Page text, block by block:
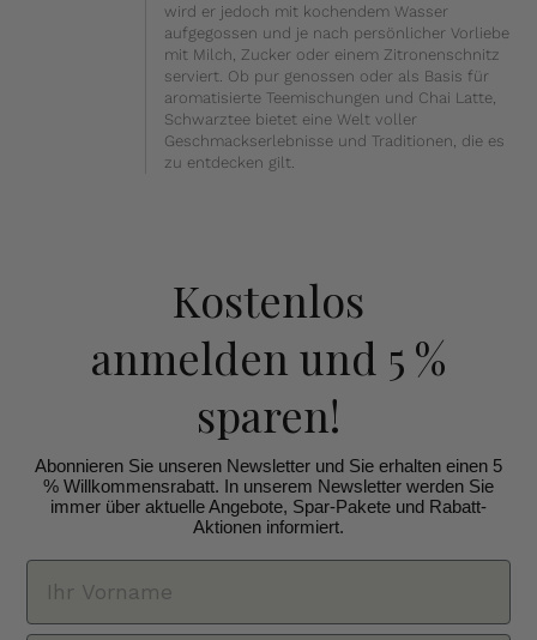
wird er jedoch mit kochendem Wasser
aufgegossen und je nach persönlicher Vorliebe
mit Milch, Zucker oder einem Zitronenschnitz
serviert. Ob pur genossen oder als Basis für
aromatisierte Teemischungen und Chai Latte,
Schwarztee bietet eine Welt voller
Geschmackserlebnisse und Traditionen, die es
zu entdecken gilt.
Kostenlos
anmelden und 5 %
sparen!
Abonnieren Sie unseren Newsletter und Sie erhalten einen 5
% Willkommensrabatt. In unserem Newsletter werden Sie
immer über aktuelle Angebote, Spar-Pakete und Rabatt-
Aktionen informiert.